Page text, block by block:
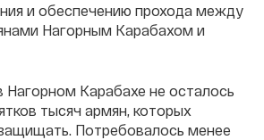
и обеспечению прохода между
Нагорным Карабахом и
Нагорном Карабахе не осталось
тысяч армян, которых
Потребовалось менее